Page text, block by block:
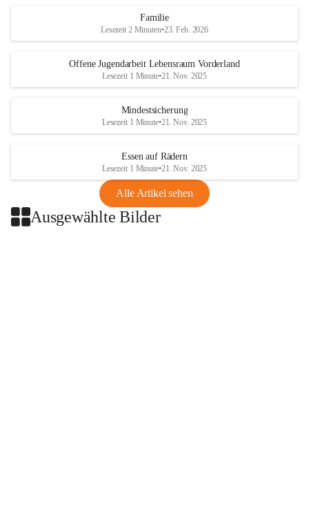
Familie
Lesezeit 2 Minuten•23. Feb. 2026
Offene Jugendarbeit Lebensraum Vorderland
Lesezeit 1 Minute•21. Nov. 2025
Mindestsicherung
Lesezeit 1 Minute•21. Nov. 2025
Essen auf Rädern
Lesezeit 1 Minute•21. Nov. 2025
Alle Artikel sehen
Ausgewählte Bilder